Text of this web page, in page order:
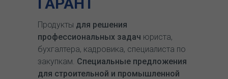
Продукты для решения
профессиональных задач юриста,
бухгалтера, кадровика, специалиста по
закупкам. Специальные предложения
для строительной и промышленной